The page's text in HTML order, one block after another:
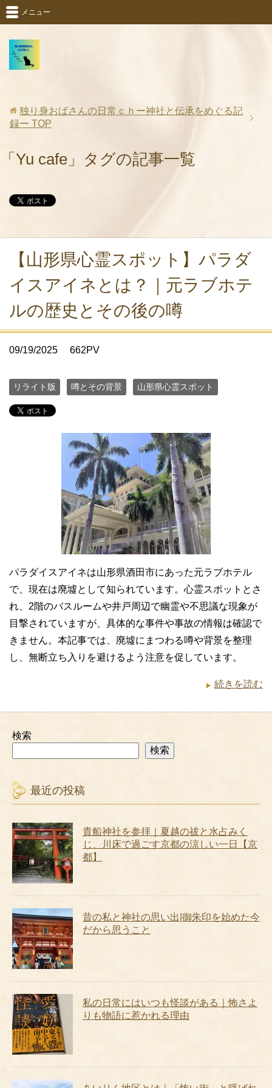
メニュー
独り身おばさんの日常ｃｈー神社と伝承をめぐる記
録ー TOP
「Yu cafe」タグの記事一覧
【山形県心霊スポット】パラダ
イスアイネとは？｜元ラブホテ
ルの歴史とその後の噂
09/19/2025 662PV
リライト版 噂とその背景 山形県心霊スポット
パラダイスアイネは山形県酒田市にあった元ラブホテル
で、現在は廃墟として知られています。心霊スポットとさ
れ、2階のバスルームや井戸周辺で幽霊や不思議な現象が
目撃されていますが、具体的な事件や事故の情報は確認で
きません。本記事では、廃墟にまつわる噂や背景を整理
し、無断立ち入りを避けるよう注意を促しています。
続きを読む
検索
検索
最近の投稿
貴船神社を参拝｜夏越の祓と水占みく
じ、川床で過ごす京都の涼しい一日【京
都】
昔の私と神社の思い出|御朱印を始めた今
だから思うこと
私の日常にはいつも怪談がある｜怖さよ
りも物語に惹かれる理由